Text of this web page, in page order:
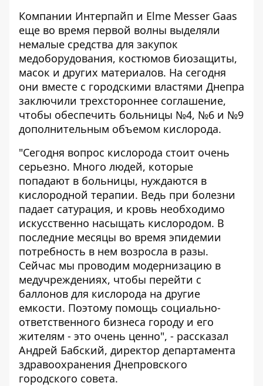
Компании Интерпайп и Elme Messer Gaas
еще во время первой волны выделяли
немалые средства для закупок
медоборудования, костюмов биозащиты,
масок и других материалов. На сегодня
они вместе с городскими властями Днепра
заключили трехстороннее соглашение,
чтобы обеспечить больницы №4, №6 и №9
дополнительным объемом кислорода.
"Сегодня вопрос кислорода стоит очень
серьезно. Много людей, которые
попадают в больницы, нуждаются в
кислородной терапии. Ведь при болезни
падает сатурация, и кровь необходимо
искусственно насыщать кислородом. В
последние месяцы во время эпидемии
потребность в нем возросла в разы.
Сейчас мы проводим модернизацию в
медучреждениях, чтобы перейти с
баллонов для кислорода на другие
емкости. Поэтому помощь социально-
ответственного бизнеса городу и его
жителям - это очень ценно", - рассказал
Андрей Бабский, директор департамента
здравоохранения Днепровского
городского совета.